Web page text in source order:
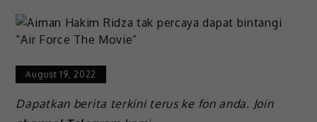
August 19, 2022
Dapatkan berita terkini terus ke fon anda. Join